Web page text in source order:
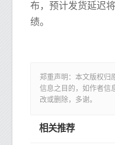
布，预计发货延迟
绩。
郑重声明：本文版权归
信息之目的，如作者信
改或删除，多谢。
相关推荐